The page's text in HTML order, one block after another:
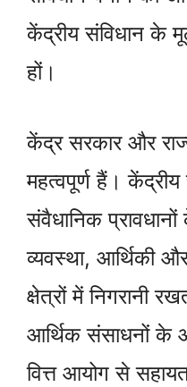
केंद्रीय संविधान के
हों।
केंद्र सरकार और
महत्वपूर्ण हैं। केंद्रीय
संवैधानिक प्रावधानों
व्यवस्था, आर्थिकी
क्षेत्रों में निगरानी
आर्थिक संसाधनों के
वित्त आयोग से